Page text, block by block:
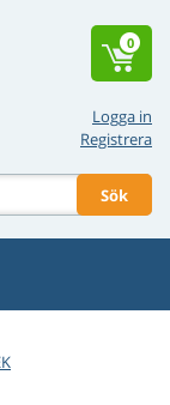
Logga in
Registrera
Sök
0